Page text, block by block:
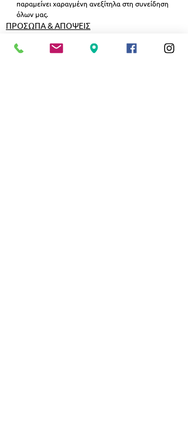
παραμείνει χαραγμένη ανεξίτηλα στη συνείδηση
όλων μας.
ΠΡΟΣΩΠΑ & ΑΠΟΨΕΙΣ